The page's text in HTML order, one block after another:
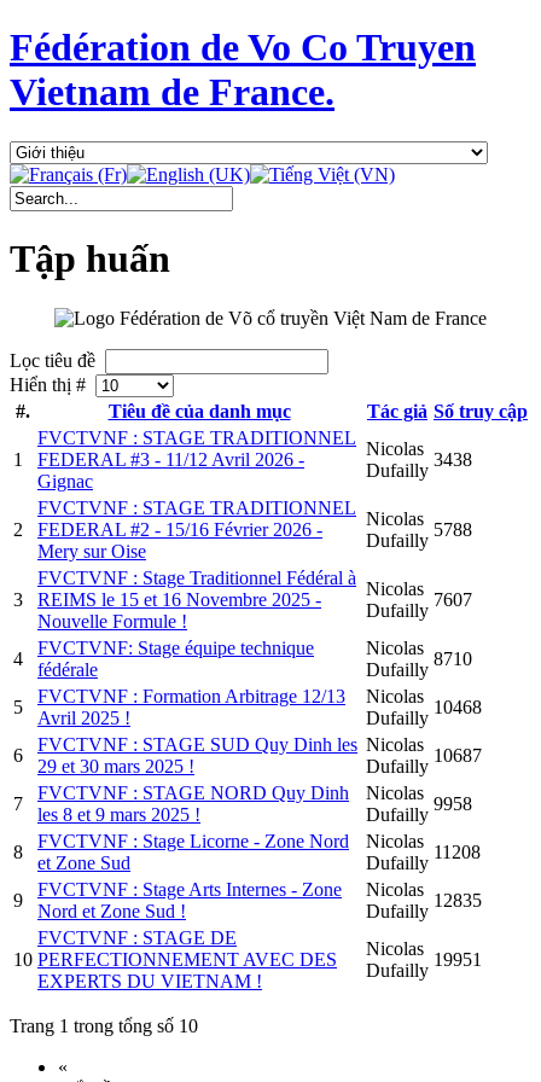
Fédération de Vo Co Truyen
Vietnam de France.
Tập huấn
Lọc tiêu đề
Hiển thị #
#.
Tiêu đề của danh mục Tác giả Số truy cập
1
FVCTVNF : STAGE TRADITIONNEL
FEDERAL #3 - 11/12 Avril 2026 -
Gignac
Nicolas
Dufailly
3438
2
FVCTVNF : STAGE TRADITIONNEL
FEDERAL #2 - 15/16 Février 2026 -
Mery sur Oise
Nicolas
Dufailly
5788
3
FVCTVNF : Stage Traditionnel Fédéral à
REIMS le 15 et 16 Novembre 2025 -
Nouvelle Formule !
Nicolas
Dufailly
7607
4
FVCTVNF: Stage équipe technique
fédérale
Nicolas
Dufailly
8710
5
FVCTVNF : Formation Arbitrage 12/13
Avril 2025 !
Nicolas
Dufailly
10468
6
FVCTVNF : STAGE SUD Quy Dinh les
29 et 30 mars 2025 !
Nicolas
Dufailly
10687
7
FVCTVNF : STAGE NORD Quy Dinh
les 8 et 9 mars 2025 !
Nicolas
Dufailly
9958
8
FVCTVNF : Stage Licorne - Zone Nord
et Zone Sud
Nicolas
Dufailly
11208
9
FVCTVNF : Stage Arts Internes - Zone
Nord et Zone Sud !
Nicolas
Dufailly
12835
10
FVCTVNF : STAGE DE
PERFECTIONNEMENT AVEC DES
EXPERTS DU VIETNAM !
Nicolas
Dufailly
19951
Trang 1 trong tổng số 10
«